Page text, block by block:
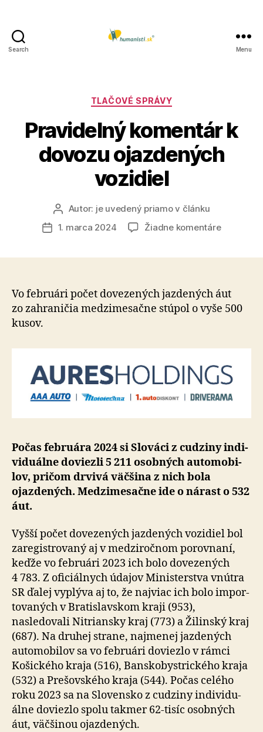
Search Menu
Kategórie
TLAČOVÉ SPRÁVY
Pravidelný komentár k
dovozu ojazdených
vozidiel
Autor
článku
Autor: je uvedený priamo v článku
Dátum
1. marca 2024 Žiadne komentárena
vozidiel
Vo februári počet dovezených jazdených áut
zo za­hra­ni­čia me­dzi­me­sačne stúpol o vyše 500
kusov.
Počas februára 2024 si Slováci z cu­dzi­ny in­di­
vi­du­álne doviezli 5 211 osobných auto­mo­bi­
lov, pričom drvivá väčšina z nich bola
ojazdených. Me­dzi­me­sačne ide o ná­rast o 532
áut.
Vyšší počet dovezených jazdených vozidiel bol
zaregistrovaný aj v medzi­ročnom porovnaní,
keďže vo februári 2023 ich bolo dovezených
4 783. Z ofi­ci­álnych údajov Ministerstva vnútra
SR ďalej vyplýva aj to, že najviac ich bolo impor­
to­va­ných v Bra­tislav­skom kraji (953),
nasledovali Nitriansky kraj (773) a Ži­linský kraj
(687). Na druhej strane, naj­me­nej jazdených
auto­mo­bi­lov sa vo februári doviezlo v rámci
Košického kraja (516), Bansko­bystrického kraja
(532) a Pre­šov­ského kraja (544). Počas celého
roku 2023 sa na Slo­ven­sko z cudziny in­di­vi­du­
álne doviezlo spolu takmer 62-tisíc osobných
áut, väčšinou ojazdených.